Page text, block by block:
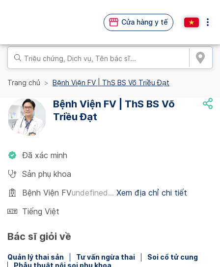
Cửa hàng y tế
Trang chủ Bệnh Viện FV | ThS BS Võ Triều Đạt
Bệnh Viện FV | ThS BS Võ
Triều Đạt
Đã xác minh
Sản phụ khoa
Bệnh Viện FVundefined... Xem địa chỉ chi tiết
Tiếng Việt
Bác sĩ giỏi về
Quản lý thai sản Tư vấn ngừa thai
Soi cổ tử cung